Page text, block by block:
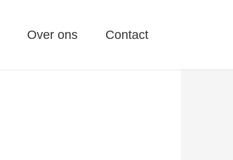
Over ons Contact